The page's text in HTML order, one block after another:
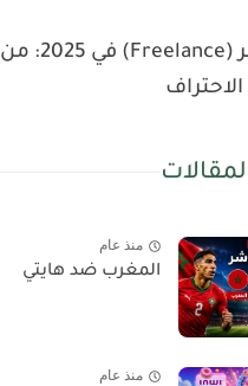
العمل الحر (Freelance) في 2025: من
منذ عام
المغرب ضد هايتي
منذ عام